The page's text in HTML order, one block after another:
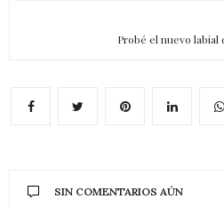
Probé el nuevo labial
SIN COMENTARIOS AÚN